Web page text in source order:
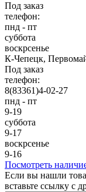
Под заказ
телефон:
пнд - пт
суббота
воскрсенье
К-Чепецк,
Под заказ
телефон:
8(83361)4-02-27
пнд - пт
9-19
суббота
9-17
воскрсенье
9-16
Посмотреть
Если вы нашли
вставьте ссылку с